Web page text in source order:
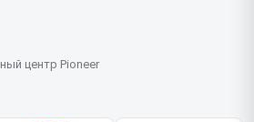
центр Pioneer